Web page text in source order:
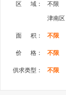
区 域： 不限
津南区
面 积： 不限
价 格： 不限
供求类型： 不限